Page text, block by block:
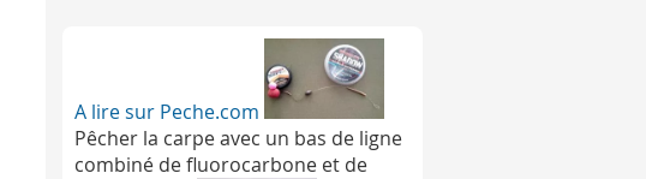
A lire sur Peche.com
Pêcher la carpe avec un bas de ligne
combiné de fluorocarbone et de